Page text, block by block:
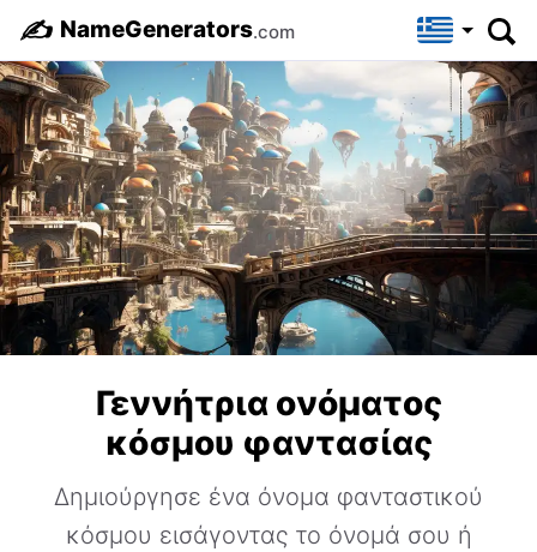
✍️ NameGenerators.com
Γεννήτρια ονόματος
κόσμου φαντασίας
Δημιούργησε ένα όνομα φανταστικού
κόσμου εισάγοντας το όνομά σου ή